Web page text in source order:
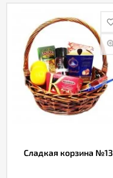
Сладкая корзина №13